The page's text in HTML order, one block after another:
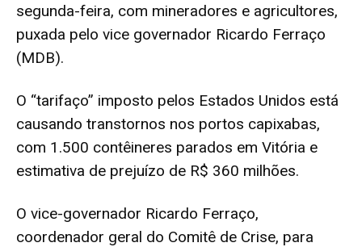
segunda-feira, com mineradores e agricultores,
puxada pelo vice governador Ricardo Ferraço
(MDB).
O “tarifaço” imposto pelos Estados Unidos está
causando transtornos nos portos capixabas,
com 1.500 contêineres parados em Vitória e
estimativa de prejuízo de R$ 360 milhões.
O vice-governador Ricardo Ferraço,
coordenador geral do Comitê de Crise, para